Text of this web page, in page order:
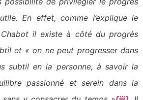
En effet, comme l’explique le
Chabot il existe à côté du progrès
et « on ne peut progresser dans
subtil en la personne, à savoir la
passionné et serein dans la